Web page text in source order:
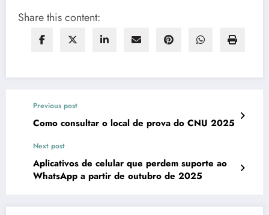
Share this content:
Previous post
Como consultar o local de prova do CNU 2025
Next post
Aplicativos de celular que perdem suporte ao
WhatsApp a partir de outubro de 2025